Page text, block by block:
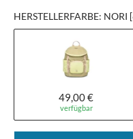
HERSTELLERFARBE: NORI
49,00 €
verfügbar